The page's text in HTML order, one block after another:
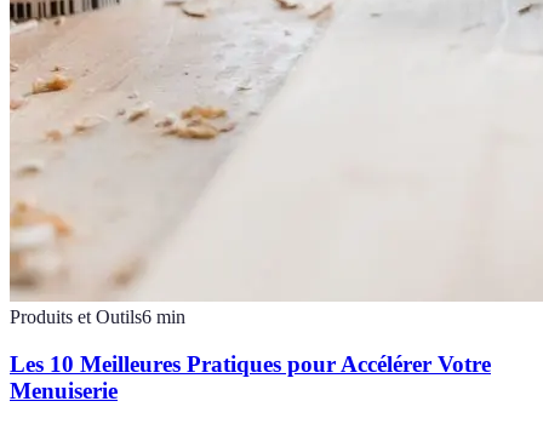
Produits et Outils6 min
Les 10 Meilleures Pratiques pour Accélérer Votre
Menuiserie